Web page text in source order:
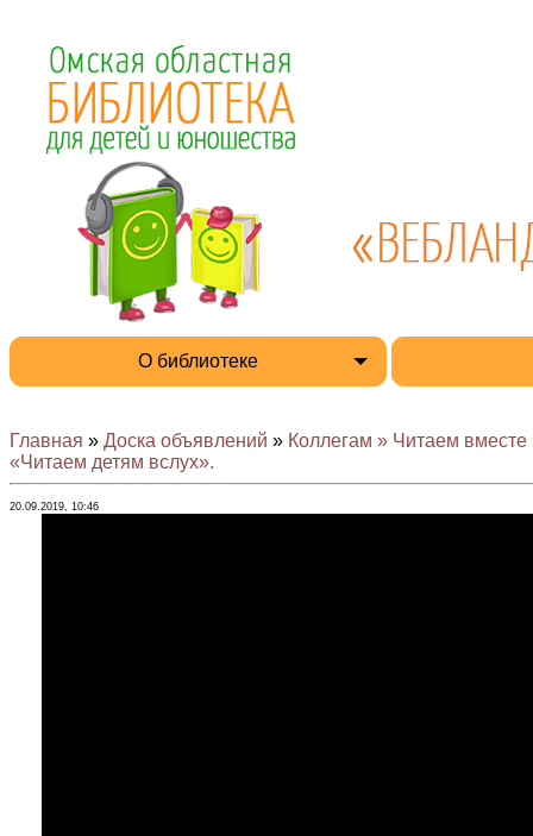
О библиотеке
Главная » Доска объявлений » Коллегам » Читаем
«Читаем детям вслух».
20.09.2019, 10:46